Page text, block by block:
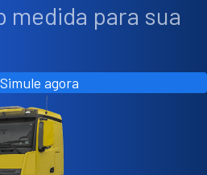
medida para sua
Simule agora